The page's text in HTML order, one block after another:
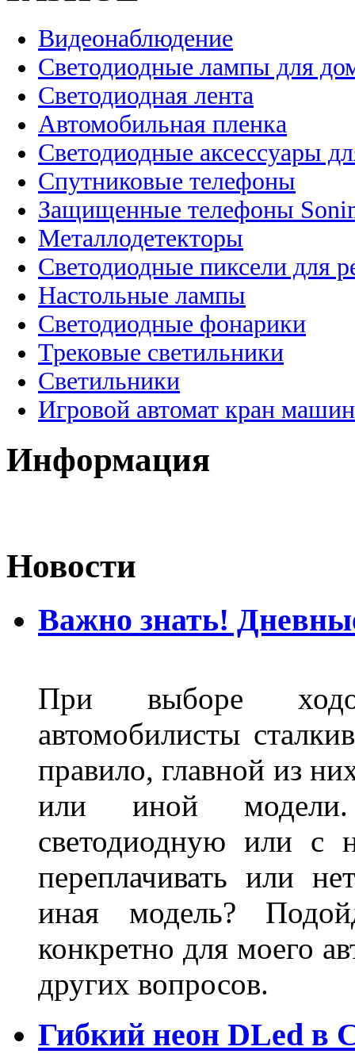
Видеонаблюдение
Светодиодные лампы для
Светодиодная лента
Автомобильная пленка
Светодиодные аксессуары
Спутниковые телефоны
Защищенные телефоны
Металлодетекторы
Светодиодные пиксели для
Настольные лампы
Светодиодные фонарики
Трековые светильники
Светильники
Игровой автомат кран
Информация
Новости
Важно знать!
При выборе
автомобилисты
правило, главной из
или иной
светодиодную или с
переплачивать или
иная модель?
конкретно для моего
других вопросов.
Гибкий неон DLed в